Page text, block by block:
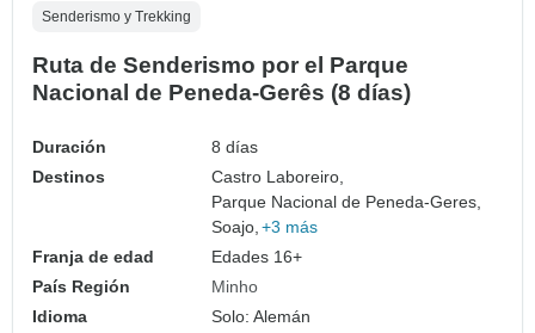
Senderismo y Trekking
Ruta de Senderismo por el Parque
Nacional de Peneda-Gerês (8 días)
Duración
8 días
Destinos
Castro Laboreiro,
Parque Nacional de Peneda-Geres,
Soajo, +3 más
Franja de edad
Edades 16+
País Región
Minho
Idioma
Solo: Alemán